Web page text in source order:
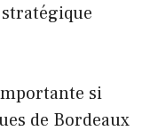
si
de Bordeaux